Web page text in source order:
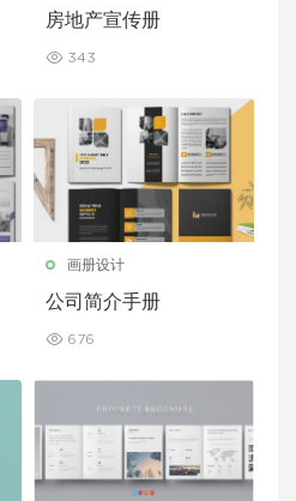
房地产宣传册
343
画册设计
公司简介手册
676